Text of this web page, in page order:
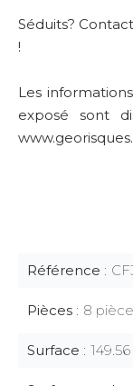
Séduits?
!
Les
exposé sont
Référence
Pièces 8
Surface